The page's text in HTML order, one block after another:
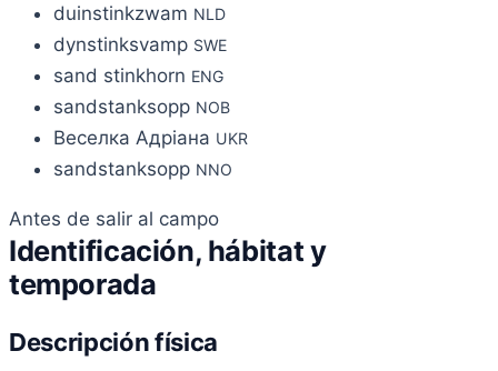
duinstinkzwam NLD
dynstinksvamp SWE
sand stinkhorn ENG
sandstanksopp NOB
Веселка Адріана UKR
sandstanksopp NNO
Antes de salir al campo
Identificación, hábitat y
temporada
Descripción física